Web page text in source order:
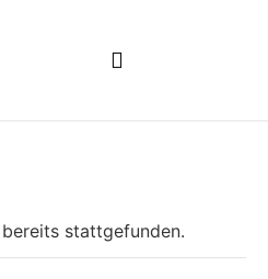
stattgefunden.